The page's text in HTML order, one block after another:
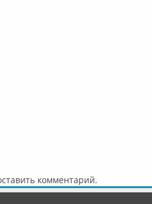
комментарий.